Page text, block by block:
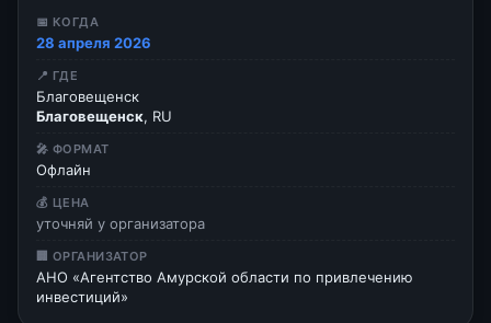
📅 КОГДА
28 апреля 2026
📍 ГДЕ
Благовещенск
Благовещенск, RU
🎤 ФОРМАТ
Офлайн
💰 ЦЕНА
уточняй у организатора
🏢 ОРГАНИЗАТОР
АНО «Агентство Амурской области по привлечению
инвестиций»